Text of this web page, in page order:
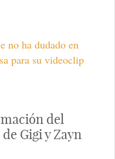
no ha dudado en
para su videoclip
del
Gigi y Zayn